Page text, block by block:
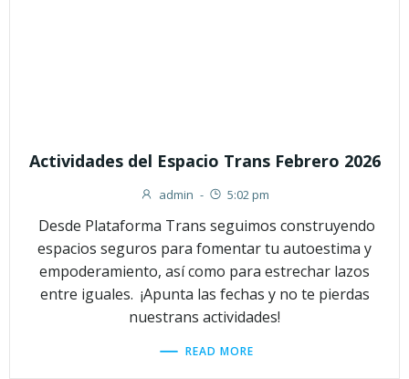
Actividades del Espacio Trans Febrero 2026
admin - 5:02 pm
Desde Plataforma Trans seguimos construyendo
espacios seguros para fomentar tu autoestima y
empoderamiento, así como para estrechar lazos
entre iguales. ¡Apunta las fechas y no te pierdas
nuestrans actividades!
READ MORE